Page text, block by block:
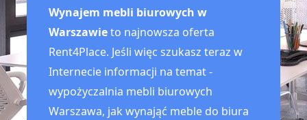
Wynajem mebli biurowych w
Warszawieto najnowsza oferta
Rent4Place. Jeśli więc szukasz teraz w
Internecie informacji na temat -
wypożyczalnia mebli biurowych
Warszawa, jak wynająć meble do biura